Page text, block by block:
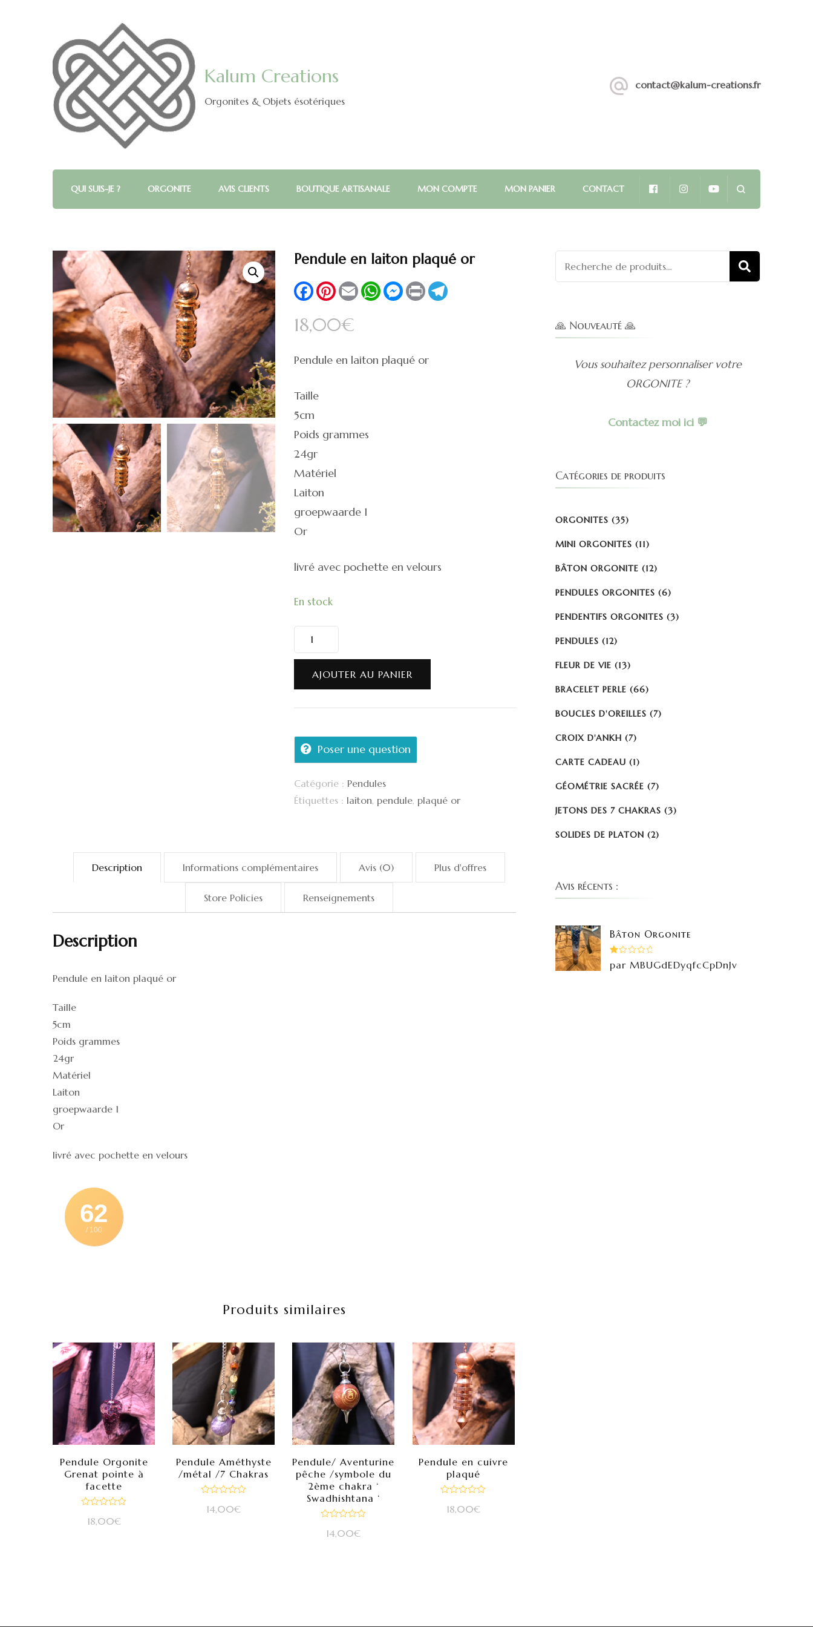
Kalum Creations
Orgonites & Objets ésotériques
contact@kalum-creations.fr
QUI SUIS-JE ? ORGONITE AVIS CLIENTS BOUTIQUE ARTISANALE MON COMPTE MON PANIER CONTACT
🔍
Pendule en laiton plaqué or
FacebookPinterest
EmailWhatsApp
Messenger
PrintTelegram
18,00€
Pendule en laiton plaqué or
Taille
5cm
Poids grammes
24gr
Matériel
Laiton
groepwaarde 1
Or
livré avec pochette en velours
En stock
quantité
de
Pendule
en
laiton
or
AJOUTER AU PANIER
Poser une question
Catégorie : Pendules
Étiquettes : laiton, pendule, plaqué or
Description Informations complémentaires Avis (0) Plus d'offres
Store Policies Renseignements
Description
Pendule en laiton plaqué or
Taille
5cm
Poids grammes
24gr
Matériel
Laiton
groepwaarde 1
Or
livré avec pochette en velours
62
/ 100
Produits similaires
Pendule Orgonite
Grenat pointe à
facette
18,00€
Pendule Améthyste
/métal /7 Chakras
14,00€
Pendule/ Aventurine
pêche /symbole du
2ème chakra ‘
Swadhishtana ‘
14,00€
Pendule en cuivre
plaqué
18,00€
Recherche
pour :
🙏 Nouveauté 🙏
Vous souhaitez personnaliser votre
ORGONITE ?
Contactez moi ici 💬
Catégories de produits
ORGONITES (35)
MINI ORGONITES (11)
BÂTON ORGONITE (12)
PENDULES ORGONITES (6)
PENDENTIFS ORGONITES (3)
PENDULES (12)
FLEUR DE VIE (13)
BRACELET PERLE (66)
BOUCLES D'OREILLES (7)
CROIX D'ANKH (7)
CARTE CADEAU (1)
GÉOMÉTRIE SACRÉE (7)
JETONS DES 7 CHAKRAS (3)
SOLIDES DE PLATON (2)
Avis récents :
Bâton Orgonite
1
par MBUGdEDyqfcCpDnJv